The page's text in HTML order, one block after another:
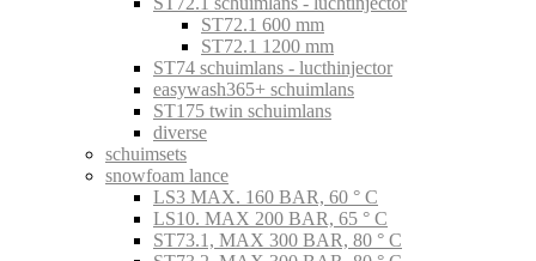
ST72.1 600 mm
ST72.1 1200 mm
ST74 schuimlans - lucthinjector
easywash365+ schuimlans
ST175 twin schuimlans
diverse
schuimsets
snowfoam lance
LS3 MAX. 160 BAR, 60 ° C
LS10. MAX 200 BAR, 65 ° C
ST73.1, MAX 300 BAR, 80 ° C